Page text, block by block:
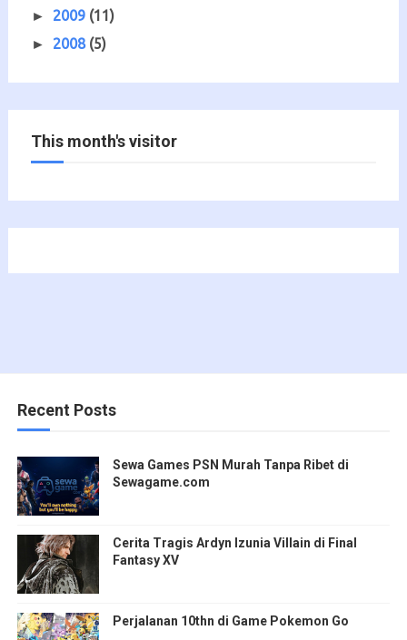
► 2009 (11)
► 2008 (5)
This month's visitor
Recent Posts
Sewa Games PSN Murah Tanpa Ribet di
Sewagame.com
Cerita Tragis Ardyn Izunia Villain di Final
Fantasy XV
Perjalanan 10thn di Game Pokemon Go